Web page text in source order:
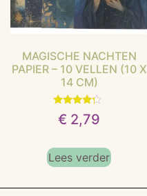
MAGISCHE NACHTEN
PAPIER – 10 VELLEN (10 X
14 CM)
Gewaardeerd
4.00
€ 2,79
Lees verder